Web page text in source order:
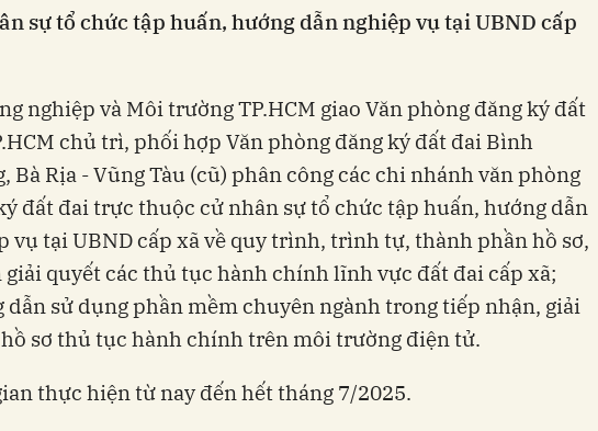
sự tổ chức tập huấn, hướng dẫn nghiệp vụ tại UBND cấp
nghiệp và Môi trường TP.HCM giao Văn phòng đăng ký đất
chủ trì, phối hợp Văn phòng đăng ký đất đai Bình
Bà Rịa - Vũng Tàu (cũ) phân công các chi nhánh văn phòng
đất đai trực thuộc cử nhân sự tổ chức tập huấn, hướng dẫn
vụ tại UBND cấp xã về quy trình, trình tự, thành phần hồ sơ,
giải quyết các thủ tục hành chính lĩnh vực đất đai cấp xã;
dẫn sử dụng phần mềm chuyên ngành trong tiếp nhận, giải
sơ thủ tục hành chính trên môi trường điện tử.
thực hiện từ nay đến hết tháng 7/2025.